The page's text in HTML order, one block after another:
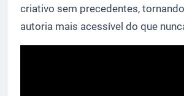
criativo sem precedentes,
autoria mais acessível do que